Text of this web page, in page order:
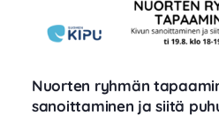
Nuorten ryhmän
sanoittaminen ja siitä